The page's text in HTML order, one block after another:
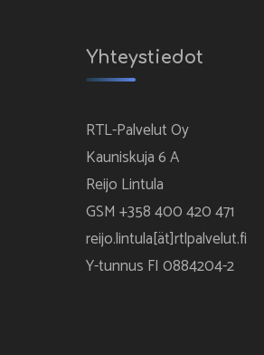
Yhteystiedot
RTL-Palvelut Oy
Kauniskuja 6 A
Reijo Lintula
GSM +358 400 420 471
reijo.lintula[ät]rtlpalvelut.fi
Y-tunnus FI 0884204-2